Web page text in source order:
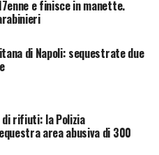
e finisce in manette.
di Napoli: sequestrate due
rifiuti: la Polizia
area abusiva di 300